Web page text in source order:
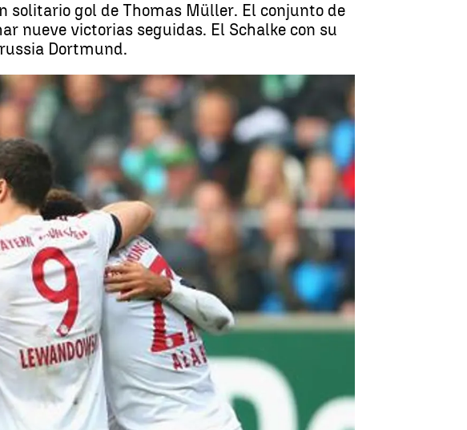
solitario gol de Thomas Müller. El conjunto de
nueve victorias seguidas. El Schalke con su
Dortmund.